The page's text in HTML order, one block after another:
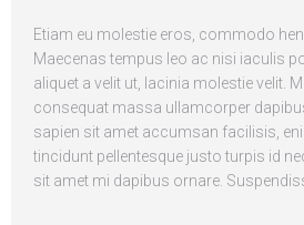
Etiam eu molestie eros, commodo
Maecenas tempus leo ac nisi iaculis
aliquet a velit ut, lacinia molestie velit.
consequat massa ullamcorper
sapien sit amet accumsan facilisis,
tincidunt pellentesque justo turpis id
sit amet mi dapibus ornare.